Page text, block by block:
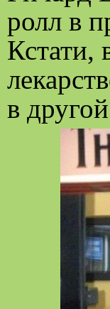
ролл в
Кстати,
в